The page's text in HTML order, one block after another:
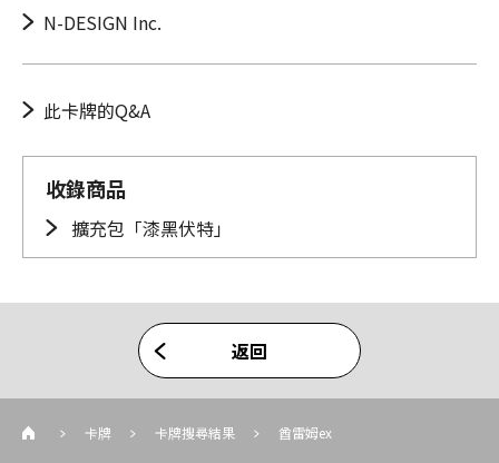
N-DESIGN Inc.
此卡牌的Q&A
收錄商品
擴充包「漆黑伏特」
返回
卡牌 卡牌搜尋結果 酋雷姆ex